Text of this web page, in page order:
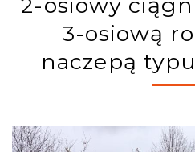
3-osiową
naczepą